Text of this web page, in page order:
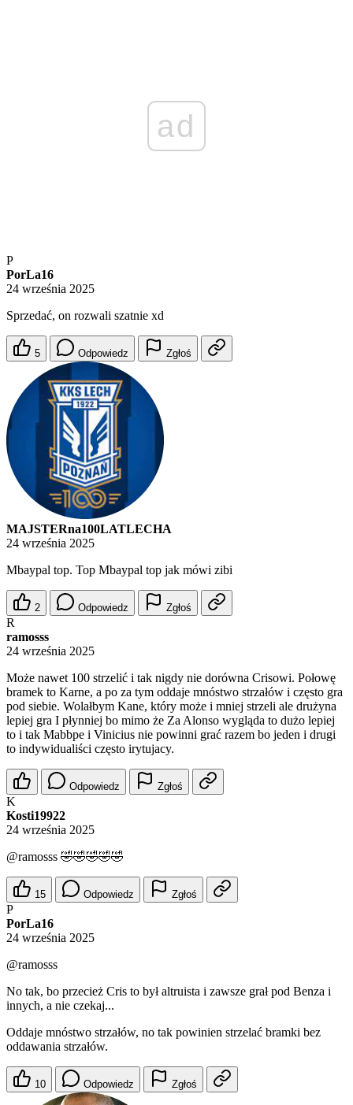
ad
P
PorLa16
24 września 2025
Sprzedać, on rozwali szatnie xd
5 Odpowiedz Zgłoś
MAJSTERna100LATLECHA
24 września 2025
Mbaypal top. Top Mbaypal top jak mówi zibi
2 Odpowiedz Zgłoś
R
ramosss
24 września 2025
Może nawet 100 strzelić i tak nigdy nie dorówna Crisowi. Połowę
bramek to Karne, a po za tym oddaje mnóstwo strzałów i często gra
pod siebie. Wolałbym Kane, który może i mniej strzeli ale drużyna
lepiej gra I płynniej bo mimo że Za Alonso wygląda to dużo lepiej
to i tak Mabbpe i Vinicius nie powinni grać razem bo jeden i drugi
to indywidualiści często irytujacy.
Odpowiedz Zgłoś
K
Kosti19922
24 września 2025
@ramosss 🤣🤣🤣🤣🤣
15 Odpowiedz Zgłoś
P
PorLa16
24 września 2025
@ramosss
No tak, bo przecież Cris to był altruista i zawsze grał pod Benza i
innych, a nie czekaj...
Oddaje mnóstwo strzałów, no tak powinien strzelać bramki bez
oddawania strzałów.
10 Odpowiedz Zgłoś